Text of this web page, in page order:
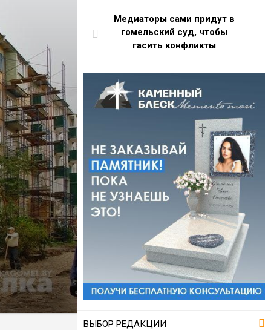
Медиаторы сами придут в
гомельский суд, чтобы
гасить конфликты
ВЫБОР РЕДАКЦИИ